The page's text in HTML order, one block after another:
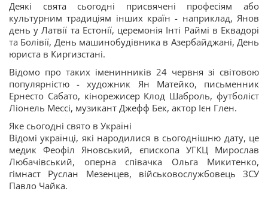
Деякі свята сьогодні присвячені професіям або
культурним традиціям інших країн - наприклад, Янов
день у Латвії та Естонії, церемонія Інті Раймі в Еквадорі
та Болівії, День машинобудівника в Азербайджані, День
юриста в Киргизстані.
Відомо про таких іменинників 24 червня зі світовою
популярністю - художник Ян Матейко, письменник
Ернесто Сабато, кінорежисер Клод Шаброль, футболіст
Ліонель Мессі, музикант Джефф Бек, актор Ієн Глен.
Яке сьогодні свято в Україні
Відомі українці, які народилися в сьогоднішню дату, це
медик Феофіл Яновський, єпископа УГКЦ Мирослав
Любачівський, оперна співачка Ольга Микитенко,
гімнаст Руслан Мезенцев, військовослужбовець ЗСУ
Павло Чайка.